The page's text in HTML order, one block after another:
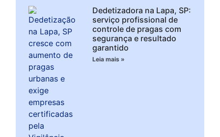
Dedetizadora na Lapa, SP:
serviço profissional de
controle de pragas com
segurança e resultado
garantido
Leia mais »